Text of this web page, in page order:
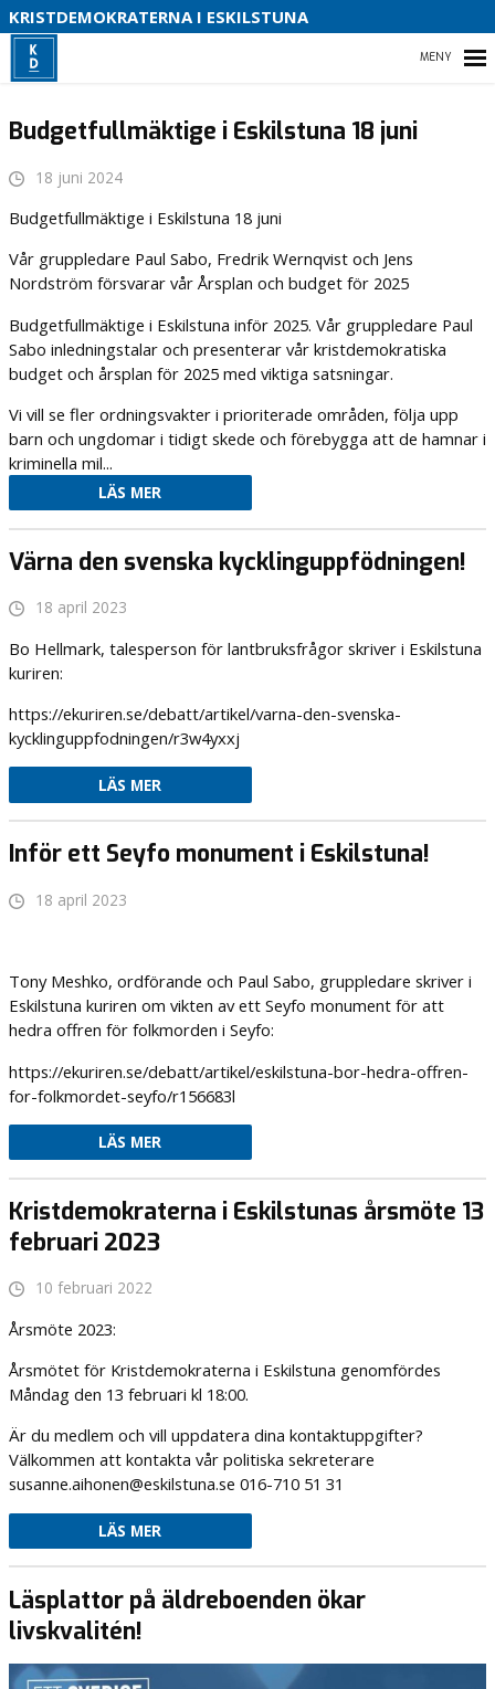
KRISTDEMOKRATERNA I ESKILSTUNA
VAL 2026
VÅRA INITIATIV
Budgetfullmäktige i Eskilstuna 18 juni
18 juni 2024
Budgetfullmäktige i Eskilstuna 18 juni
Vår gruppledare Paul Sabo, Fredrik Wernqvist och Jens
Nordström försvarar vår Årsplan och budget för 2025
Budgetfullmäktige i Eskilstuna inför 2025. Vår gruppledare Paul
Sabo inledningstalar och presenterar vår kristdemokratiska
budget och årsplan för 2025 med viktiga satsningar.
Vi vill se fler ordningsvakter i prioriterade områden, följa upp
barn och ungdomar i tidigt skede och förebygga att de hamnar i
kriminella mil...
LÄS MER
Värna den svenska kycklinguppfödningen!
18 april 2023
Bo Hellmark, talesperson för lantbruksfrågor skriver i Eskilstuna
kuriren:
https://ekuriren.se/debatt/artikel/varna-den-svenska-
kycklinguppfodningen/r3w4yxxj
LÄS MER
Inför ett Seyfo monument i Eskilstuna!
18 april 2023
Tony Meshko, ordförande och Paul Sabo, gruppledare skriver i
Eskilstuna kuriren om vikten av ett Seyfo monument för att
hedra offren för folkmorden i Seyfo:
https://ekuriren.se/debatt/artikel/eskilstuna-bor-hedra-offren-
for-folkmordet-seyfo/r156683l
LÄS MER
Kristdemokraterna i Eskilstunas årsmöte 13
februari 2023
10 februari 2022
Årsmöte 2023:
Årsmötet för Kristdemokraterna i Eskilstuna genomfördes
Måndag den 13 februari kl 18:00.
Är du medlem och vill uppdatera dina kontaktuppgifter?
Välkommen att kontakta vår politiska sekreterare
susanne.aihonen@eskilstuna.se 016-710 51 31
LÄS MER
Läsplattor på äldreboenden ökar
livskvalitén!